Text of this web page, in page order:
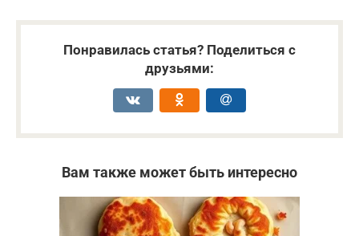
Понравилась статья? Поделиться с
друзьями:
Вам также может быть интересно